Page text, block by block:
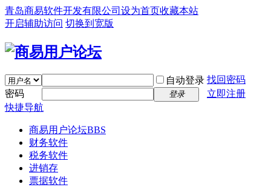
青岛商易软件开发有限公司 设为首页收藏本站
开启辅助访问 切换到宽版
自动登录 找回密码
密码
登录
立即注册
快捷导航
商易用户论坛BBS
财务软件
税务软件
进销存
票据软件